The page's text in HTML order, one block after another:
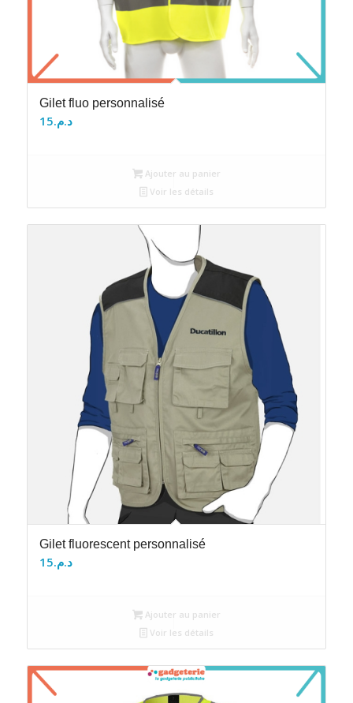
Gilet fluo personnalisé
د.م.15
Ajouter au panier
Voir les détails
Gilet fluorescent personnalisé
د.م.15
Ajouter au panier
Voir les détails